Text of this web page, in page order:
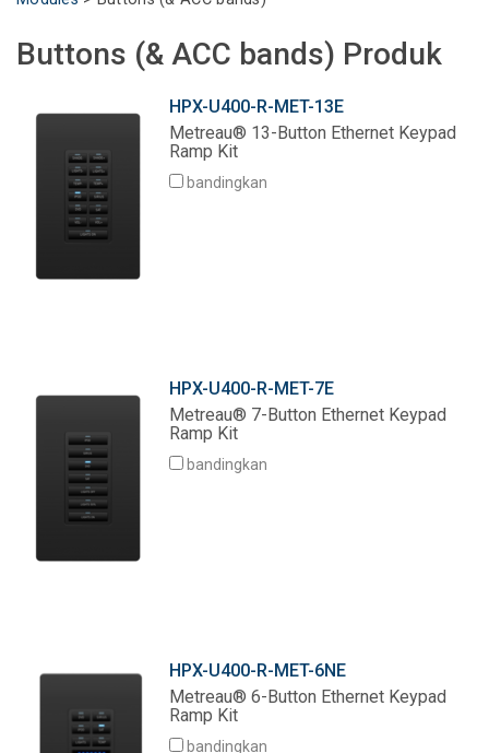
Buttons (& ACC bands) Produk
HPX-U400-R-MET-13E
Metreau® 13-Button Ethernet Keypad
Ramp Kit
bandingkan
HPX-U400-R-MET-7E
Metreau® 7-Button Ethernet Keypad
Ramp Kit
bandingkan
HPX-U400-R-MET-6NE
Metreau® 6-Button Ethernet Keypad
Ramp Kit
bandingkan